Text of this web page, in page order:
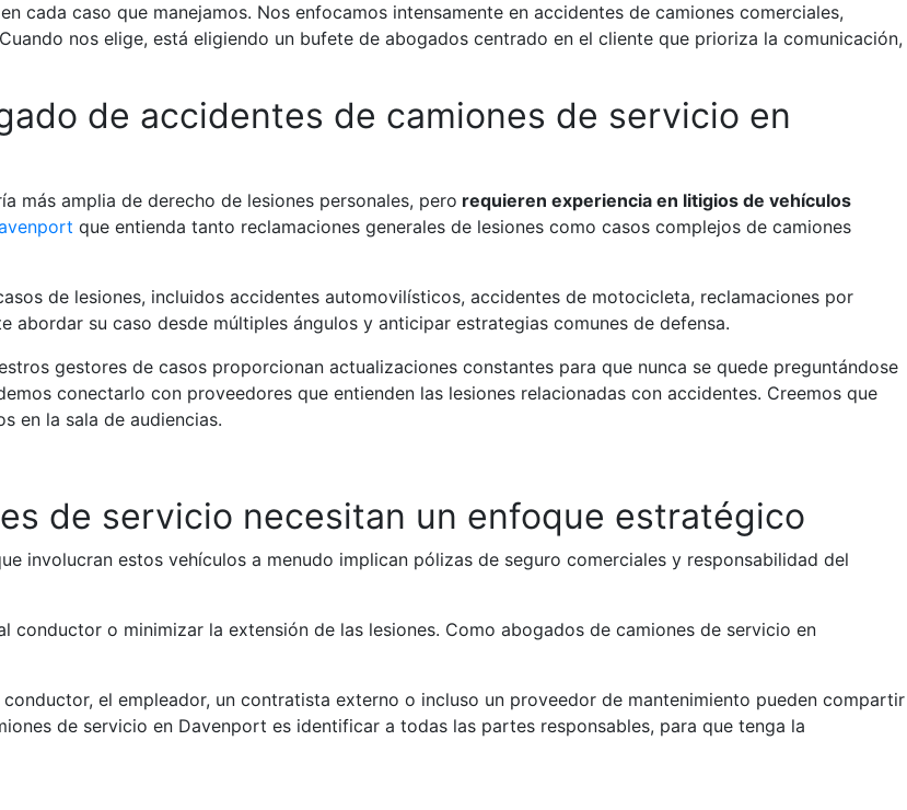
cada caso que manejamos. Nos enfocamos intensamente en accidentes de camiones comerciales,
nos elige, está eligiendo un bufete de abogados centrado en el cliente que prioriza la comunicación,
de accidentes de camiones de servicio en
más amplia de derecho de lesiones personales, pero requieren experiencia en litigios de vehículos
que entienda tanto reclamaciones generales de lesiones como casos complejos de camiones
de lesiones, incluidos accidentes automovilísticos, accidentes de motocicleta, reclamaciones por
su caso desde múltiples ángulos y anticipar estrategias comunes de defensa.
gestores de casos proporcionan actualizaciones constantes para que nunca se quede preguntándose
conectarlo con proveedores que entienden las lesiones relacionadas con accidentes. Creemos que
en la sala de audiencias.
de servicio necesitan un enfoque estratégico
involucran estos vehículos a menudo implican pólizas de seguro comerciales y responsabilidad del
conductor o minimizar la extensión de las lesiones. Como abogados de camiones de servicio en
el empleador, un contratista externo o incluso un proveedor de mantenimiento pueden compartir
de servicio en Davenport es identificar a todas las partes responsables, para que tenga la